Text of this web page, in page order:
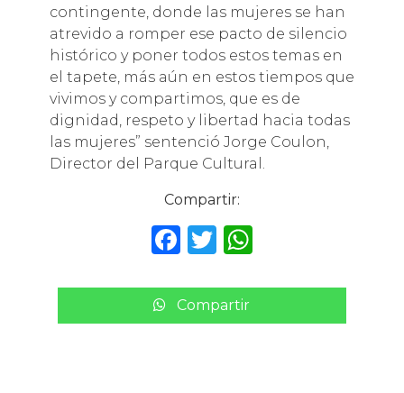
contingente, donde las mujeres se han
atrevido a romper ese pacto de silencio
histórico y poner todos estos temas en
el tapete, más aún en estos tiempos que
vivimos y compartimos, que es de
dignidad, respeto y libertad hacia todas
las mujeres” sentenció Jorge Coulon,
Director del Parque Cultural.
Compartir:
F
c
e
T
it
te
W
a
ts
Compartir